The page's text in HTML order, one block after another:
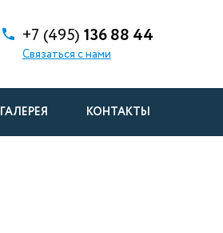
+7 (495) 136 88 44
Связаться с нами
ГАЛЕРЕЯ КОНТАКТЫ